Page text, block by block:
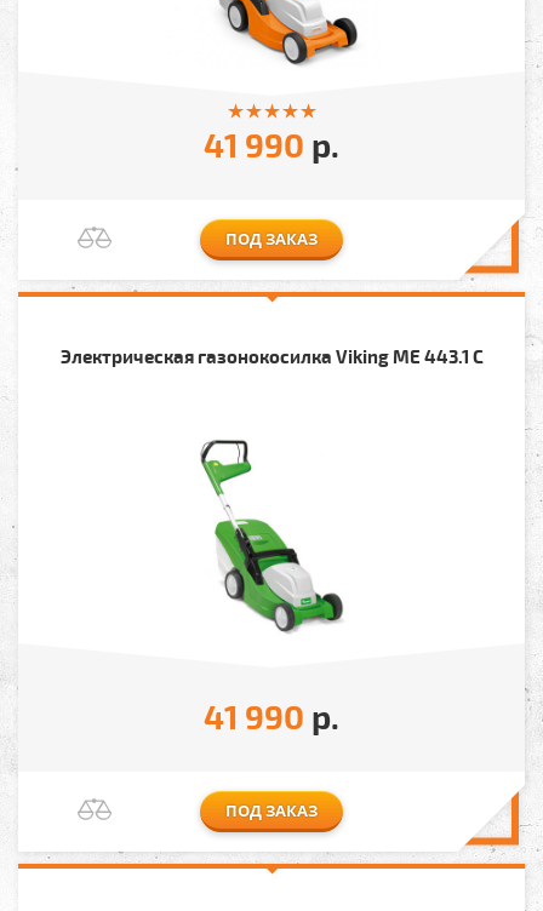
41 990 р.
ПОД ЗАКАЗ
Электрическая газонокосилка Viking ME 443.1 C
41 990 р.
ПОД ЗАКАЗ